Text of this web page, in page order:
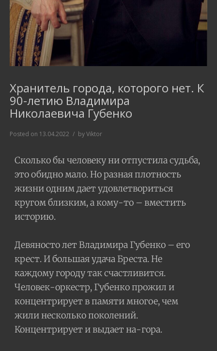
Хранитель города, которого нет. К
90-летию Владимира
Николаевича Губенко
Posted on 13.04.2022 byViktor
Сколько бы человеку ни отпустила судьба,
это обидно мало. Но разная плотность
жизни одним дает удовлетвориться
кругом близким, а кому-то – вместить
историю.
Девяносто лет Владимира Губенко – его
крест. И большая удача Бреста. Не
каждому городу так счастливится.
Человек-оркестр, Губенко прожил и
концентрирует в памяти многое, чем
жили несколько поколений.
Концентрирует и выдает на-гора.